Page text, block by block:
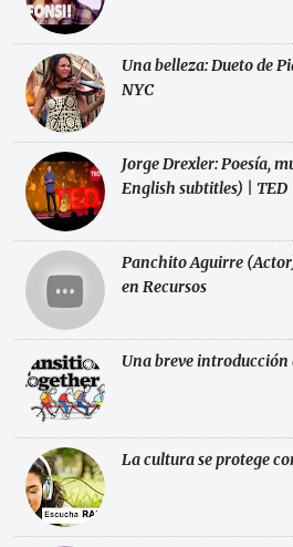
Una belleza: Dueto de
NYC
Jorge Drexler: Poesía,
English subtitles) | TED
Panchito Aguirre
en Recursos
Una breve introducción
La cultura se protege